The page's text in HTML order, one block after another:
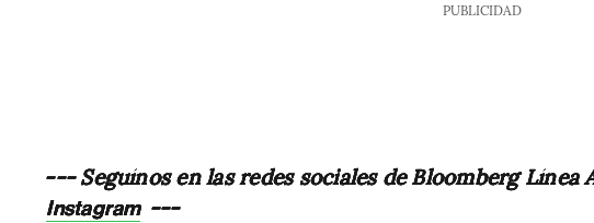
PUBLICIDAD
--- Seguínos en las redes sociales de Bloomberg Línea
Instagram ---